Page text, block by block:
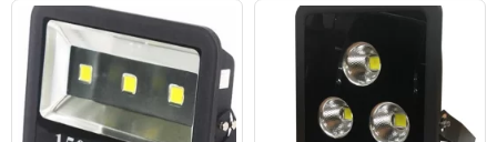
phẩm
này
có
nhiều
biến
thể.
phẩm
có
nhiều
biến
thể.